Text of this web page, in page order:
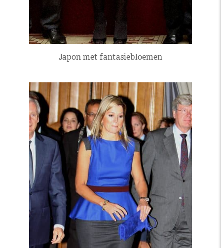
Japon met fantasiebloemen